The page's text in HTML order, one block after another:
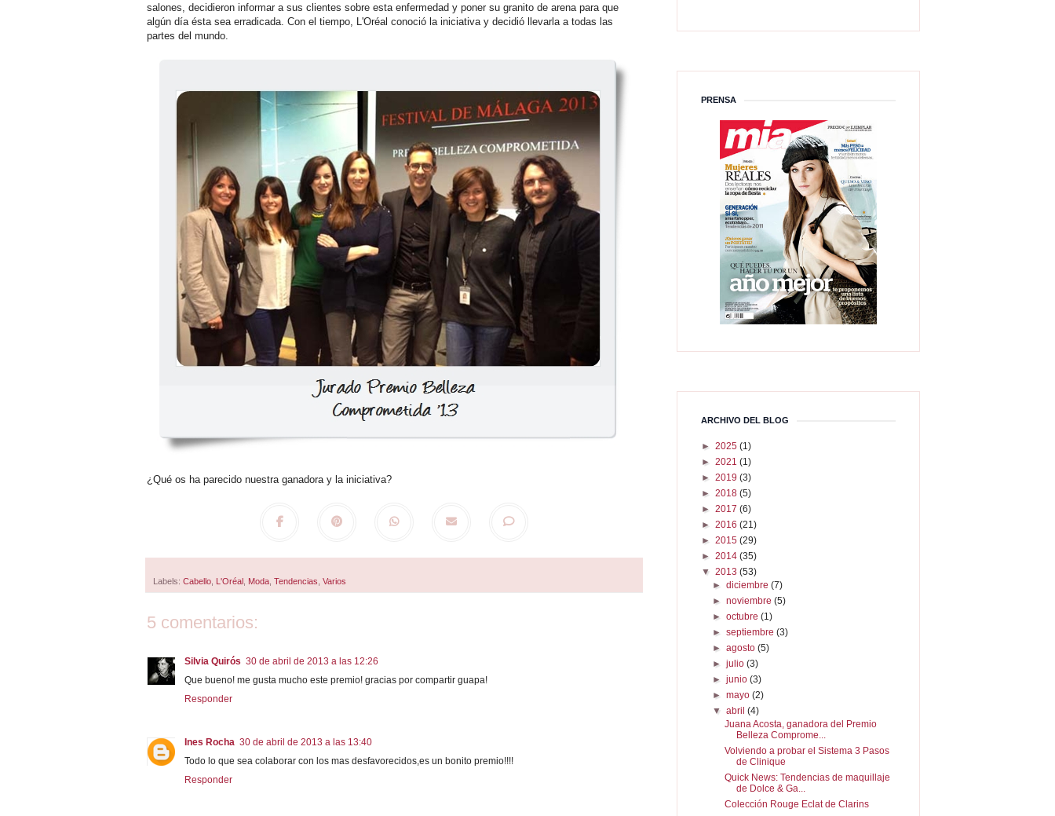
salones, decidieron informar a sus clientes sobre esta enfermedad y poner su granito de arena para que
algún día ésta sea erradicada. Con el tiempo, L'Oréal conoció la iniciativa y decidió llevarla a todas las
partes del mundo.
¿Qué os ha parecido nuestra ganadora y la iniciativa?
Labels: Cabello L'Oréal Moda Tendencias Varios
5 comentarios:
Silvia Quirós 30 de abril de 2013 a las 12:26
Que bueno! me gusta mucho este premio! gracias por compartir guapa!
Responder
Ines Rocha 30 de abril de 2013 a las 13:40
Todo lo que sea colaborar con los mas desfavorecidos,es un bonito premio!!!!
Responder
PRENSA
ARCHIVO DEL BLOG
► 2025 (1)
► 2021 (1)
► 2019 (3)
► 2018 (5)
► 2017 (6)
► 2016 (21)
► 2015 (29)
► 2014 (35)
▼ 2013 (53)
►diciembre(7)
►noviembre(5)
►octubre(1)
►septiembre(3)
►agosto(5)
►julio(3)
►junio(3)
►mayo(2)
▼abril(4)
Juana Acosta, ganadora del Premio
Belleza Comprome...
Volviendo a probar el Sistema 3 Pasos
de Clinique
Quick News: Tendencias de maquillaje
de Dolce & Ga...
Colección Rouge Eclat de Clarins